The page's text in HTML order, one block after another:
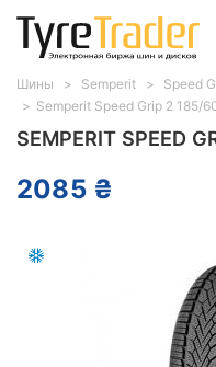
SEMPERIT SPEED
2085 ₴
Шины Semperit
Speed
Semperit Speed Grip 2 185/